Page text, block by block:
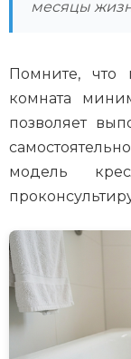
месяцы
Помните, что
комната
позволяет
модель